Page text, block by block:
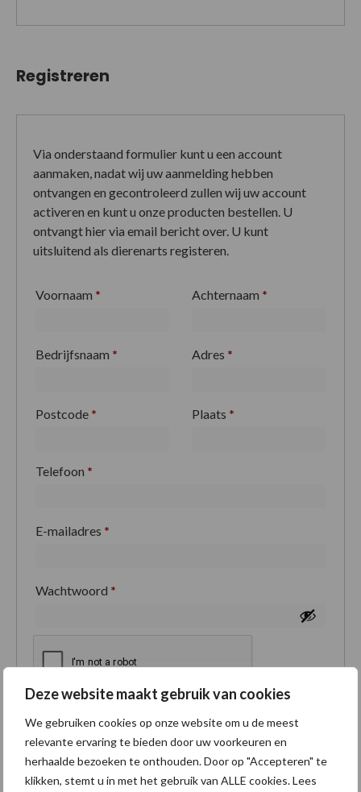
Deze website maakt gebruik van cookies
We gebruiken cookies op onze website om u de meest
relevante ervaring te bieden door uw voorkeuren en
herhaalde bezoeken te onthouden. Door op "Accepteren" te
klikken, stemt u in met het gebruik van ALLE cookies. Lees
Registreren
Via onderstaand formulier kunt u een account
aanmaken, nadat wij uw aanmelding hebben
ontvangen en gecontroleerd zullen wij uw account
activeren en kunt u onze producten bestellen. U
ontvangt hier via email bericht over. U kunt
uitsluitend als dierenarts registeren.
Voornaam * Achternaam *
Bedrijfsnaam * Adres *
Postcode * Plaats *
Telefoon *
E-mailadres *
Wachtwoord *
Je persoonlijke gegevens worden gebruikt om je
ervaring op deze site te ondersteunen, om toegang
tot je account te beheren en voor andere doeleinden
zoals omschreven in onzeprivacybeleid.